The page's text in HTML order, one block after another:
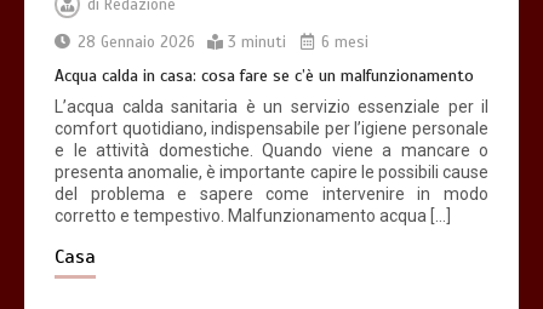
di Redazione
28 Gennaio 2026
3 minuti 6 mesi
Acqua calda in casa: cosa fare se c’è un malfunzionamento
L’acqua calda sanitaria è un servizio essenziale per il
comfort quotidiano, indispensabile per l’igiene personale
e le attività domestiche. Quando viene a mancare o
presenta anomalie, è importante capire le possibili cause
del problema e sapere come intervenire in modo
corretto e tempestivo. Malfunzionamento acqua […]
Casa